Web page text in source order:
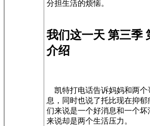
分担生活的烦恼。
我们这一天 第三季
介绍
凯特打电话告诉妈妈和两个
息，同时也说了托比现在抑郁
们来说是一个好消息和一个
来说却是两个生活压力。